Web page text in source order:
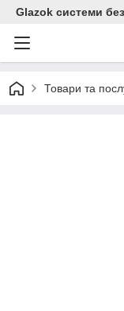
Glazok системи
Товари та